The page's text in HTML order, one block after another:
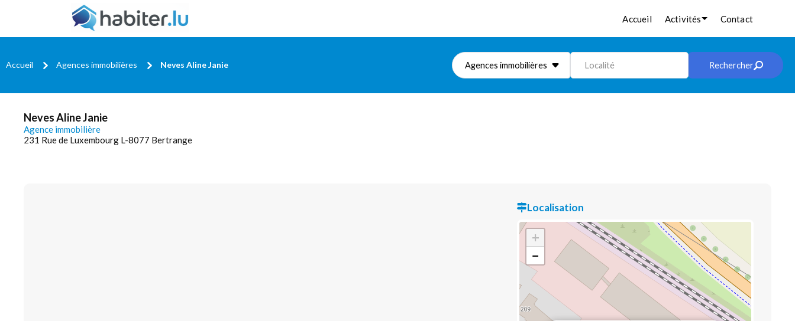
Accueil Activités Contact
Accueil Agences immobilières Neves Aline Janie Agences immobilières Localité Rechercher
Neves Aline Janie
Agence immobilière
231 Rue de Luxembourg L-8077 Bertrange
Localisation
+
−